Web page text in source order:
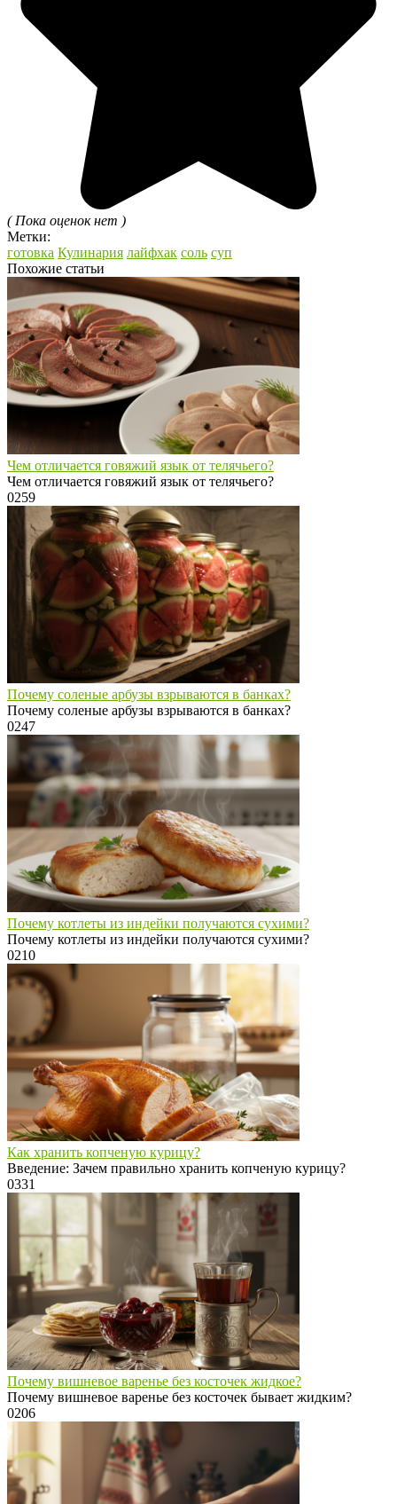
( Пока оценок нет )
Метки:
готовка Кулинария лайфхак соль суп
Похожие статьи
Чем отличается говяжий язык от телячьего?
Чем отличается говяжий язык от телячьего?
0259
Почему соленые арбузы взрываются в банках?
Почему соленые арбузы взрываются в банках?
0247
Почему котлеты из индейки получаются сухими?
Почему котлеты из индейки получаются сухими?
0210
Как хранить копченую курицу?
Введение: Зачем правильно хранить копченую курицу?
0331
Почему вишневое варенье без косточек жидкое?
Почему вишневое варенье без косточек бывает жидким?
0206